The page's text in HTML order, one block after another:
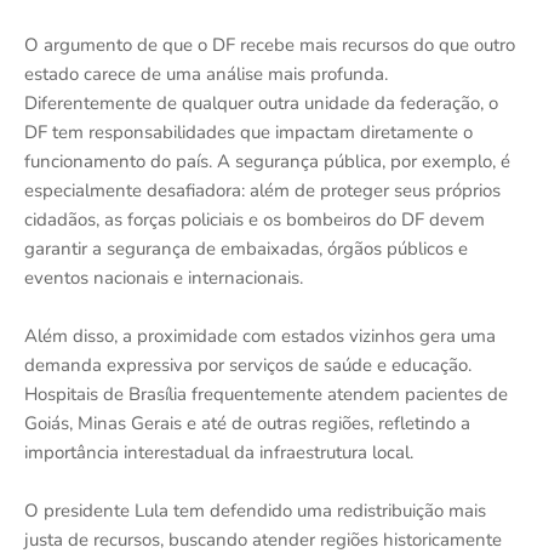
O argumento de que o DF recebe mais recursos do que outro
estado carece de uma análise mais profunda.
Diferentemente de qualquer outra unidade da federação, o
DF tem responsabilidades que impactam diretamente o
funcionamento do país. A segurança pública, por exemplo, é
especialmente desafiadora: além de proteger seus próprios
cidadãos, as forças policiais e os bombeiros do DF devem
garantir a segurança de embaixadas, órgãos públicos e
eventos nacionais e internacionais.
Além disso, a proximidade com estados vizinhos gera uma
demanda expressiva por serviços de saúde e educação.
Hospitais de Brasília frequentemente atendem pacientes de
Goiás, Minas Gerais e até de outras regiões, refletindo a
importância interestadual da infraestrutura local.
O presidente Lula tem defendido uma redistribuição mais
justa de recursos, buscando atender regiões historicamente